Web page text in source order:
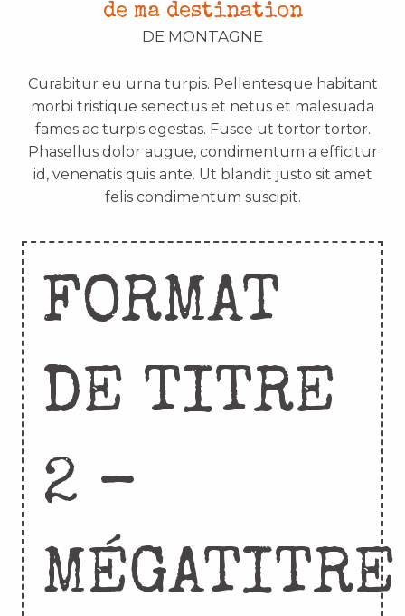
de ma destination
DE MONTAGNE
Curabitur eu urna turpis. Pellentesque habitant
morbi tristique senectus et netus et malesuada
fames ac turpis egestas. Fusce ut tortor tortor.
Phasellus dolor augue, condimentum a efficitur
id, venenatis quis ante. Ut blandit justo sit amet
felis condimentum suscipit.
FORMAT
DE TITRE
2 –
MÉGATITRE